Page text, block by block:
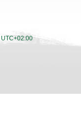
UTC+02:00